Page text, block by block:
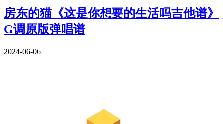
房东的猫《这是你想要的生活吗吉他谱》
G调原版弹唱谱
2024-06-06